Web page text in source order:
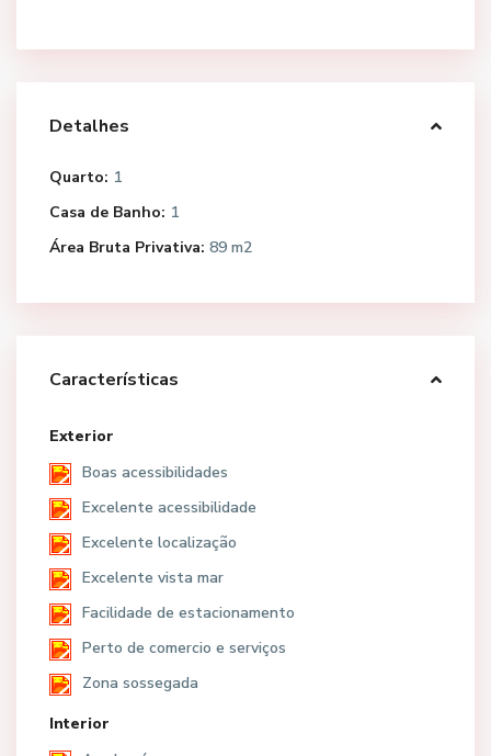
Detalhes
Quarto: 1
Casa de Banho: 1
Área Bruta Privativa: 89 m2
Características
Exterior
Boas acessibilidades
Excelente acessibilidade
Excelente localização
Excelente vista mar
Facilidade de estacionamento
Perto de comercio e serviços
Zona sossegada
Interior